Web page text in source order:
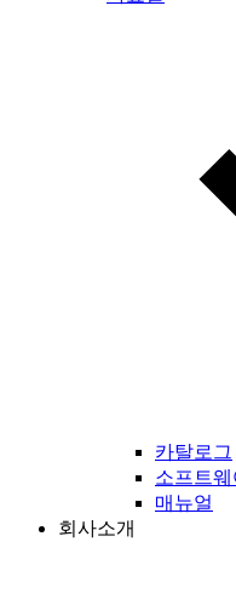
카탈로그
소프트웨
매뉴얼
회사소개